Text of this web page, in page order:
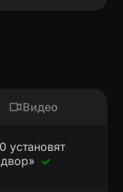
Видео
установят